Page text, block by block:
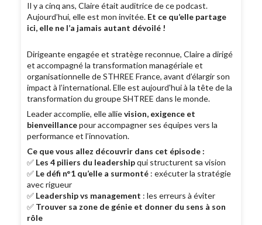
Il y a cinq ans, Claire était auditrice de ce podcast.
Aujourd’hui, elle est mon invitée. Et ce qu’elle partage
ici, elle ne l’a jamais autant dévoilé !
Dirigeante engagée et stratège reconnue, Claire a dirigé
et accompagné la transformation managériale et
organisationnelle de STHREE France, avant d’élargir son
impact à l’international. Elle est aujourd'hui à la tête de la
transformation du groupe SHTREE dans le monde.
Leader accomplie, elle allievision, exigence et
bienveillancepour accompagner ses équipes vers la
performance et l’innovation.
Ce que vous allez découvrir dans cet épisode :
✅ Les 4 piliers du leadershipqui structurent sa vision
✅ Le défi n°1 qu’elle a surmonté : exécuter la stratégie
avec rigueur
✅ Leadership vs management : les erreurs à éviter
✅ Trouver sa zone de génie et donner du sens à son
rôle